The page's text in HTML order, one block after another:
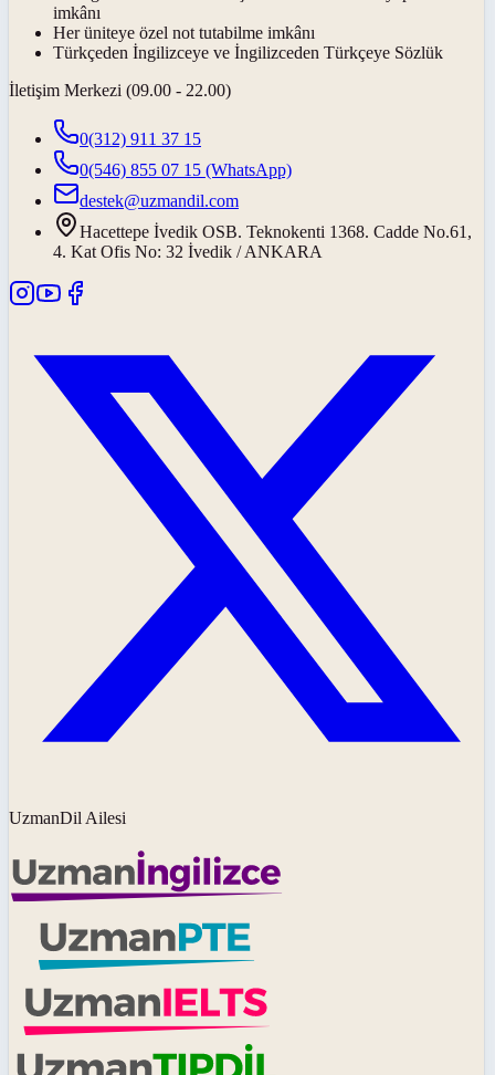
imkânı
Her üniteye özel not tutabilme imkânı
Türkçeden İngilizceye ve İngilizceden Türkçeye Sözlük
İletişim Merkezi (09.00 - 22.00)
0(312) 911 37 15
0(546) 855 07 15 (WhatsApp)
destek@uzmandil.com
Hacettepe İvedik OSB. Teknokenti 1368. Cadde No.61,
4. Kat Ofis No: 32 İvedik / ANKARA
UzmanDil Ailesi